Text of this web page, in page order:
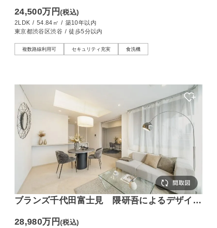
24,500万円(税込)
2LDK / 54.84㎡ / 築10年以内
東京都渋谷区渋谷 / 徒歩5分以内
複数路線利用可 セキュリティ充実 食洗機
ブランズ千代田富士見 隈研吾によるデザイン
28,980万円(税込)